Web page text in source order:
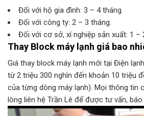
Đối với hộ gia đình: 3 – 4 tháng.
Đối với công ty: 2 – 3 tháng.
Đối với cơ sở, xí nghiệp sản xuất: 1 –
Thay Block máy lạnh giá bao
Giá thay block máy lạnh mới tại Điện
từ 2 triệu 300 nghìn đến khoản 10 triệu
của từng dòng máy lạnh). Mọi thông tin
lòng liên hệ Trần Lê để được tư vấn, báo